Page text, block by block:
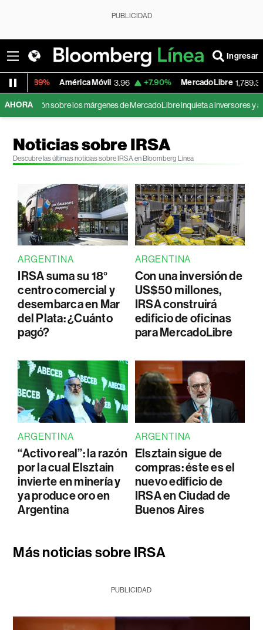
PUBLICIDAD
Ingresar
América Móvil 3.96 +7.90% MercadoLibre 1,789.30 -
AHORA
sobre los márgenes de MercadoLibre inquieta a inversores y acciones
Noticias sobre IRSA
Descubre las últimas noticias sobre IRSA en Bloomberg Línea
ARGENTINA
IRSA suma su 18°
centro comercial y
desembarca en Mar
del Plata: ¿Cuánto
pagó?
ARGENTINA
Con una inversión de
US$50 millones,
IRSA construirá
edificio de oficinas
para MercadoLibre
ARGENTINA
“Activo real”: la razón
por la cual Elsztain
invierte en minería y
ya produce oro en
Argentina
ARGENTINA
Elsztain sigue de
compras: éste es el
nuevo edificio de
IRSA en Ciudad de
Buenos Aires
Más noticias sobre IRSA
PUBLICIDAD